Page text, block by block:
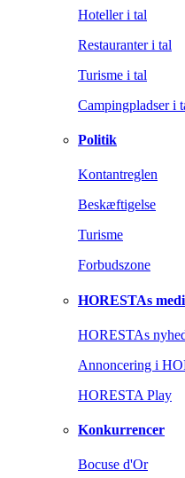
Hoteller i tal
Restauranter i tal
Turisme i tal
Campingpladser i
Politik
Kontantreglen
Beskæftigelse
Turisme
Forbudszone
HORESTAs
HORESTAs
Annoncering i
HORESTA Play
Konkurrencer
Bocuse d'Or